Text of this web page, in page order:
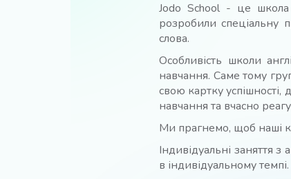
Jodo School - це школа
розробили спеціальну
слова.
Особливість школи
навчання. Саме тому
свою картку успішності,
навчання та вчасно
Ми прагнемо, щоб наші
Індивідуальні заняття
в індивідуальному темпі.